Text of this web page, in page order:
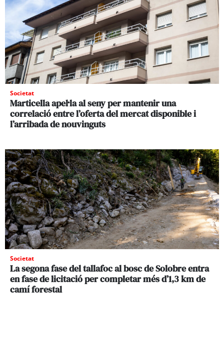
Societat
Marticella apel·la al seny per mantenir una
correlació entre l’oferta del mercat disponible i
l’arribada de nouvinguts
Societat
La segona fase del tallafoc al bosc de Solobre entra
en fase de licitació per completar més d’1,3 km de
camí forestal